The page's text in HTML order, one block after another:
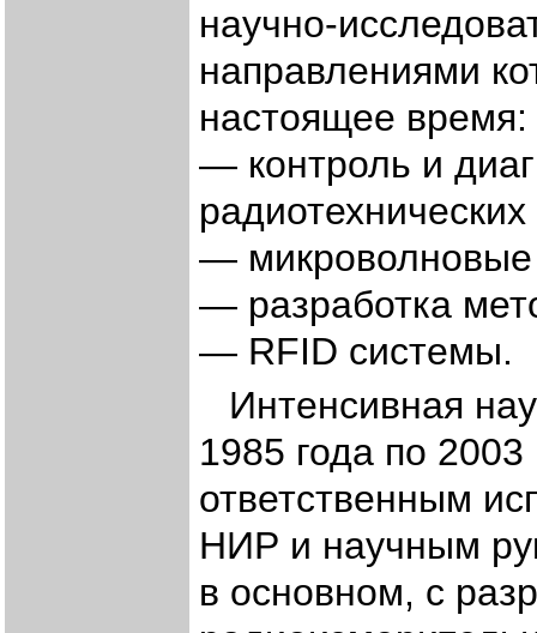
научно-
направлениями
настоящее время:
— контроль и
— микроволновые
— разработка
— RFID системы.
Интенсивная
1985 года по
ответственным
НИР и научным
в основном, с